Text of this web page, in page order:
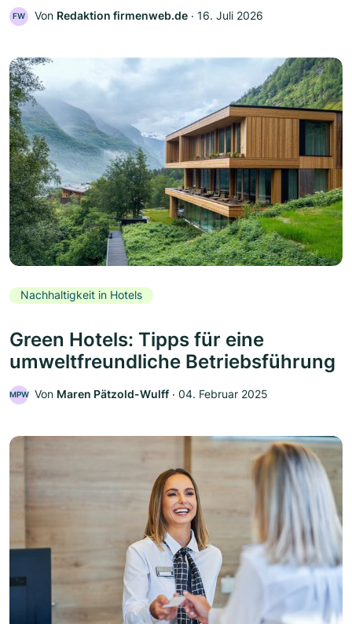
FW Von Redaktion firmenweb.de ‧ 16. Juli 2026
Nachhaltigkeit in Hotels
Green Hotels: Tipps für eine
umweltfreundliche Betriebsführung
MPW Von Maren Pätzold-Wulff ‧ 04. Februar 2025